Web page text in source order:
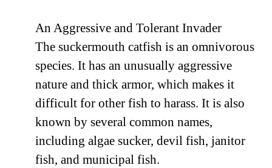
An Aggressive and Tolerant Invader
The suckermouth catfish is an omnivorous
species. It has an unusually aggressive
nature and thick armor, which makes it
difficult for other fish to harass. It is also
known by several common names,
including algae sucker, devil fish, janitor
fish, and municipal fish.